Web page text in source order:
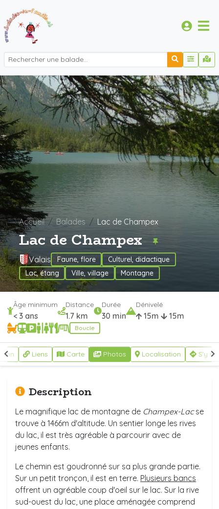
Accueil Balades Lac de Champex
Lac de Champex
Valais Faune, flore
Culturel, didactique
Lac, étang
Ville, village Montagne
Âge minimum
< 3 ans
Distance
1.7 km
Durée
30 min
Dénivelé
15m 15m
Boucle
Liens Carte Photos Localisation S'y
Description
Le magnifique lac de montagne de Champex-Lacse
trouve à 1466m d'altitude. Un sentier longe les rives
du lac, il est très agréable à parcourir avec de
jeunes enfants.
Le chemin est goudronné sur sa plus grande partie.
Sur un petit tronçon, il est en terre. Plusieurs bancs
offrent un agréable coup d'oeil sur le lac. Sur la rive
sud-ouest du lac, une place aménagée comprend